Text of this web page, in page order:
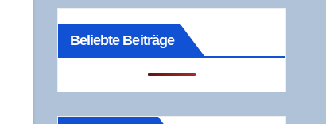
Beliebte Beiträge